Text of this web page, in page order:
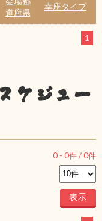
道府県
幸座タイプ
1
ケジュー
0 - 0件 /0件